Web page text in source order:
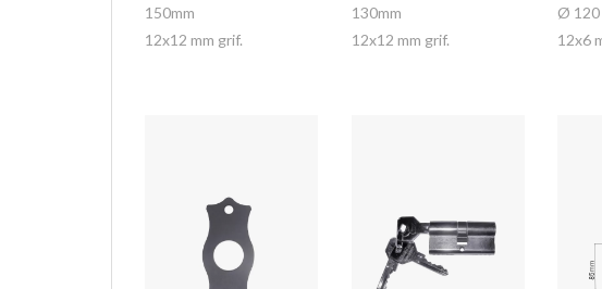
150mm
12x12 mm grif.
130mm
12x12 mm grif.
Ø 120
12x6